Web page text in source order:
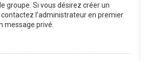
groupe. Si vous désirez créer un
l’administrateur en premier
message privé.